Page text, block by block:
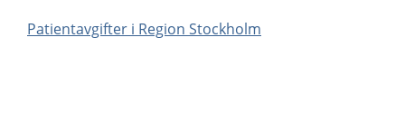
Patientavgifter i Region Stockholm